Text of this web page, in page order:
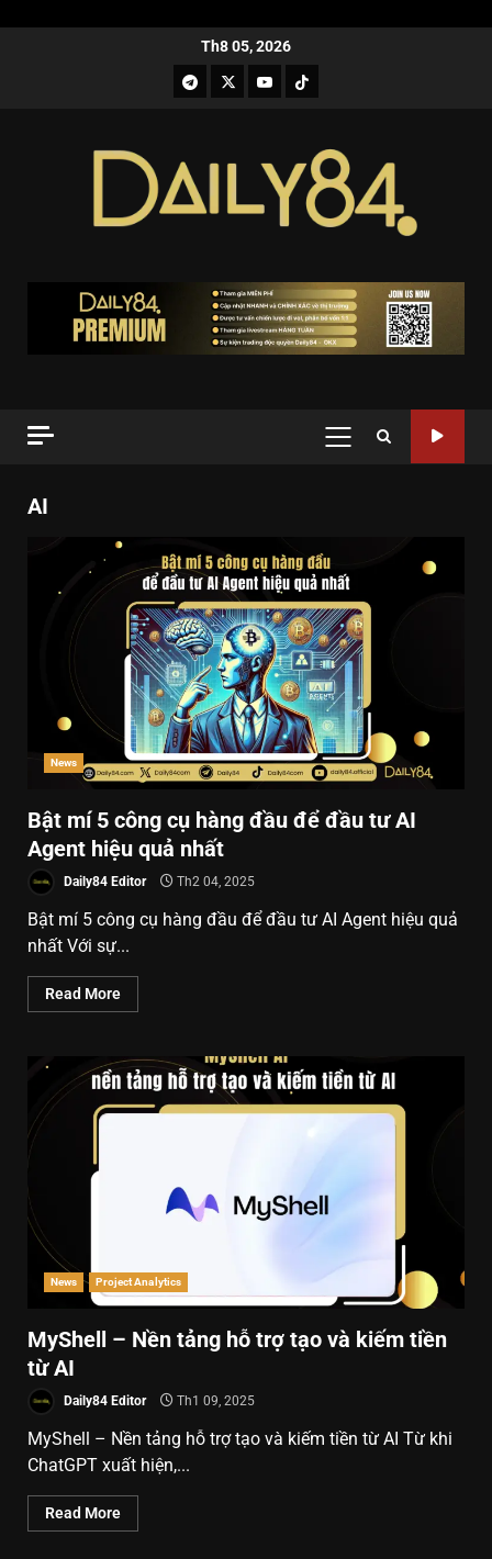
Th8 05, 2026
AI
News
Bật mí 5 công cụ hàng đầu để đầu tư AI
Agent hiệu quả nhất
Daily84 Editor Th2 04, 2025
Bật mí 5 công cụ hàng đầu để đầu tư AI Agent hiệu quả
nhất Với sự...
Read More
News Project Analytics
MyShell – Nền tảng hỗ trợ tạo và kiếm tiền
từ AI
Daily84 Editor Th1 09, 2025
MyShell – Nền tảng hỗ trợ tạo và kiếm tiền từ AI Từ khi
ChatGPT xuất hiện,...
Read More